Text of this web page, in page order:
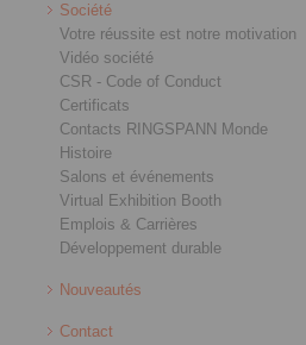
Société
Votre réussite est notre motivation
Vidéo société
CSR - Code of Conduct
Certificats
Contacts RINGSPANN Monde
Histoire
Salons et événements
Virtual Exhibition Booth
Emplois & Carrières
Développement durable
Nouveautés
Contact